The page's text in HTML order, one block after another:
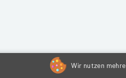
Wir nutzen